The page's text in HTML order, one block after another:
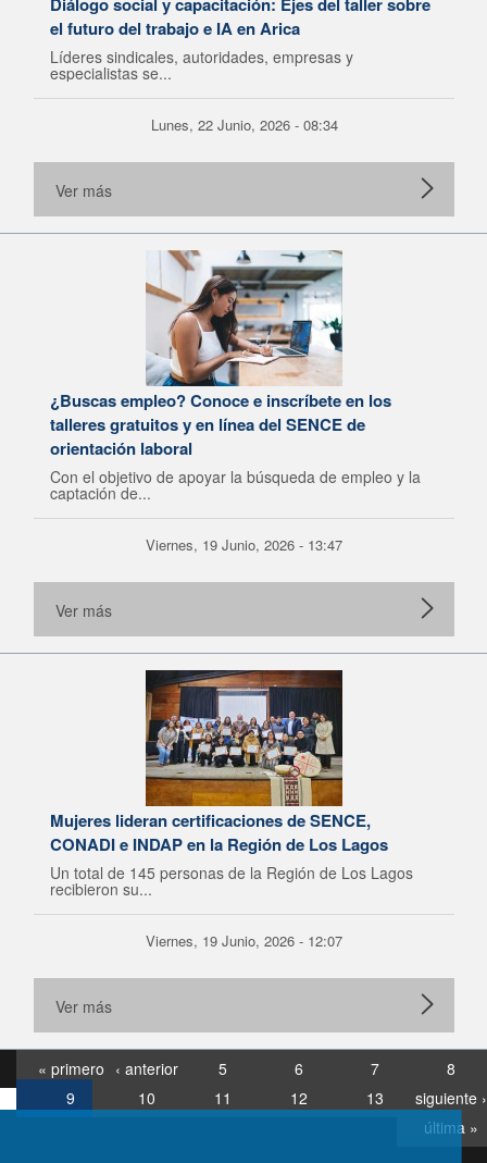
el futuro del trabajo e IA en Arica
Líderes sindicales, autoridades, empresas y
especialistas se...
Lunes, 22 Junio, 2026 - 08:34
Ver más
¿Buscas empleo? Conoce e inscríbete en los
talleres gratuitos y en línea del SENCE de
orientación laboral
Con el objetivo de apoyar la búsqueda de empleo y la
captación de...
Viernes, 19 Junio, 2026 - 13:47
Ver más
Mujeres lideran certificaciones de SENCE,
CONADI e INDAP en la Región de Los Lagos
Un total de 145 personas de la Región de Los Lagos
recibieron su...
Viernes, 19 Junio, 2026 - 12:07
Ver más
« primero ‹ anterior 5 6 7
8
9
10 11 12 13
siguiente ›
última »